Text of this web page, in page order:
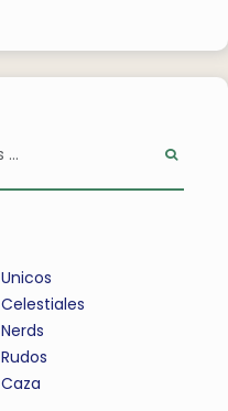
Unicos
Celestiales
Nerds
Rudos
Caza